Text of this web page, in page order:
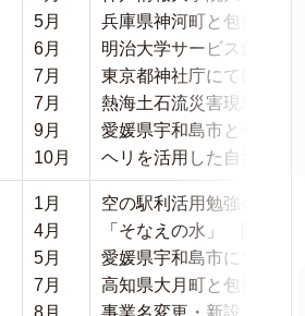
5月
6月
7月
7月
9月
10月
兵庫県神河町と包括連
明治大学サービス創新
東京都神社庁にて協力神
熱海土石流災害現地支
愛媛県宇和島市と包括
ヘリを活用した自治体
1月
4月
5月
7月
8月
空の駅利活用勉強会発
「そなえの水」 開始
愛媛県宇和島市にて広
高知県大月町と包括連
事業名変更・新設